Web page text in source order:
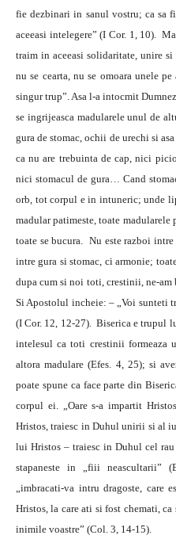
fie dezbinari in sanul vostru; ca
aceeasi intelegere” (I Cor. 1, 10).
traim in aceeasi solidaritate, unire
nu se cearta, nu se omoara unele
singur trup”. Asa l-a intocmit
se ingrijeasca madularele unul de
gura de stomac, ochii de urechi si
ca nu are trebuinta de cap, nici
nici stomacul de gura… Cand
orb, tot corpul e in intuneric; unde
madular patimeste, toate madularele
toate se bucura. Nu este razboi
intre gura si stomac, ci armonie;
dupa cum si noi toti, crestinii, ne-
Si Apostolul incheie: – „Voi sunteti
(I Cor. 12, 12-27). Biserica e trupul
intelesul ca toti crestinii formeaza
altora madulare (Efes. 4, 25); si
poate spune ca face parte din
corpul ei. „Oare s-a impartit
Hristos, traiesc in Duhul unirii si al
lui Hristos – traiesc in Duhul cel
stapaneste in „fiii neascultarii”
„imbracati-va intru dragoste, care
Hristos, la care ati si fost chemati,
inimile voastre” (Col. 3, 14-15).